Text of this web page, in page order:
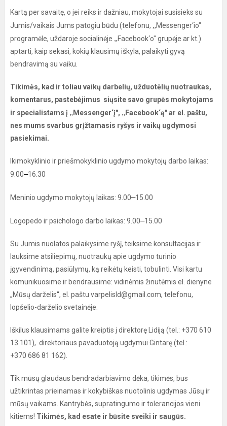
Kartą per savaitę, o jei reiks ir dažniau, mokytojai susisieks su
Jumis/vaikais Jums patogiu būdu (telefonu, „Messenger‘io"
programėle, uždaroje socialinėje „Facebook‘o" grupėje ar kt.)
aptarti, kaip sekasi, kokių klausimų iškyla, palaikyti gyvą
bendravimą su vaiku.
Tikimės, kad ir toliau vaikų darbelių, užduotėlių nuotraukas,
komentarus, pastebėjimus siųsite savo grupės mokytojams
ir specialistams į „ Messenger‘į", „ Facebook‘ą" ar el. paštu,
nes mums svarbus grįžtamasis ryšys ir vaikų ugdymosi
pasiekimai.
Ikimokyklinio ir priešmokyklinio ugdymo mokytojų darbo laikas:
9.00–16.30
Meninio ugdymo mokytojų laikas: 9.00–15.00
Logopedo ir psichologo darbo laikas: 9.00–15.00
Su Jumis nuolatos palaikysime ryšį, teiksime konsultacijas ir
lauksime atsiliepimų, nuotraukų apie ugdymo turinio
įgyvendinimą, pasiūlymų, ką reikėtų keisti, tobulinti. Visi kartu
komunikuosime ir bendrausime: vidinėmis žinutėmis el. dienyne
„Mūsų darželis“, el. paštu varpelisld@gmail.com, telefonu,
lopšelio-darželio svetainėje.
Iškilus klausimams galite kreiptis į direktorę Lidiją (tel.: +370 610
13 101), direktoriaus pavaduotoją ugdymui Gintarę (tel.:
+370 686 81 162).
Tik mūsų glaudaus bendradarbiavimo dėka, tikimės, bus
užtikrintas prieinamas ir kokybiškas nuotolinis ugdymas Jūsų ir
mūsų vaikams. Kantrybės, supratingumo ir tolerancijos vieni
kitiems! Tikimės, kad esate ir būsite sveiki ir saugūs.